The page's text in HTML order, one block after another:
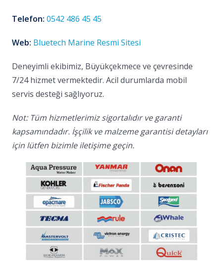
Telefon: 0542 486 45 45
Web: Bluetech Marine Resmi Sitesi
Deneyimli ekibimiz, Büyükçekmece ve çevresinde
7/24 hizmet vermektedir. Acil durumlarda mobil
servis desteği sağlıyoruz.
Not: Tüm hizmetlerimiz sigortalıdır ve garanti
kapsamındadır. İşçilik ve malzeme garantisi detayları
için lütfen bizimle iletişime geçin.